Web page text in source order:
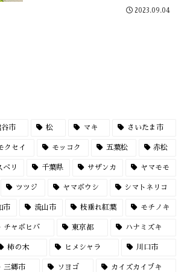
2023.09.04
谷市 松 マキ さいたま市
クセイ モッコク 五葉松 赤松
ベリ 千葉県 サザンカ ヤマモモ
ツツジ ヤマボウシ シマトネリコ
市 流山市 枝垂れ紅葉 モチノキ
チャボヒバ 東京都 ハナミズキ
柿の木 ヒメシャラ 川口市
三郷市 ソヨゴ カイズカイブキ